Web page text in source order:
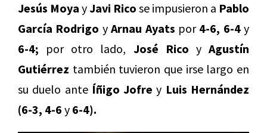
Jesús Moya yJavi Rico se impusieron a Pablo
García Rodrigo yArnau Ayats por 4-6, 6-4y
6-4; por otro lado, José Rico yAgustín
Gutiérrez también tuvieron que irse largo en
su duelo ante Íñigo Jofre y Luis Hernández
(6-3, 4-6 y 6-4).